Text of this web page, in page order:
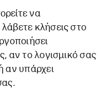
να
κλήσεις στο
αν το λογισμικό σας
αν υπάρχει